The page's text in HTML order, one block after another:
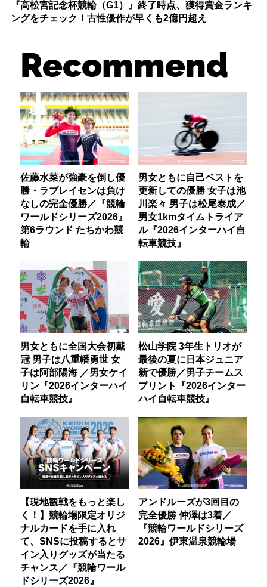
『高松宮記念杯競輪（G1）』終了時点、獲得賞金ランキ
ングをチェック！古性優作が早くも2億円超え
Recommend
佐藤水菜が強豪を倒し優
勝・ラブレイセンは負け
なしの完全優勝／『競輪
ワールドシリーズ2026』
第6ラウンド たちかわ競
輪
男女ともに自己ベストを
更新しての優勝 女子は池
川楽々 男子は松尾泰成／
男女1kmタイムトライア
ル『2026インターハイ自
転車競技』
男女ともに全国大会初戴
冠 男子は八重幡勇世 女
子は阿部陽海 ／男女ケイ
リン『2026インターハイ
自転車競技』
松山学院 3年生トリオが
最後の夏に日本ジュニア
新で優勝／男子チームス
プリント『2026インター
ハイ自転車競技』
【現地観戦をもっと楽し
く！】競輪場限定オリジ
ナルカードを手に入れ
て、SNSに投稿するとサ
イン入りグッズが当たる
チャンス／『競輪ワール
ドシリーズ2026』
アンドルーズが3回目の
完全優勝 仲澤は3着／
『競輪ワールドシリーズ
2026』伊東温泉競輪場